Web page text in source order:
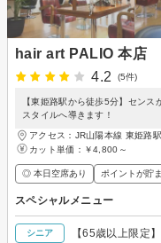
hair art PALIO 本店
4.2
(5件)
【東姫路駅から徒歩5分】セン
スタイルへ導きます！
アクセス：JR山陽本線 東姫路
カット単価： ￥4,800～
◎ 本日空席あり ポイントが貯
スペシャルメニュー
シニア 【65歳以上限定